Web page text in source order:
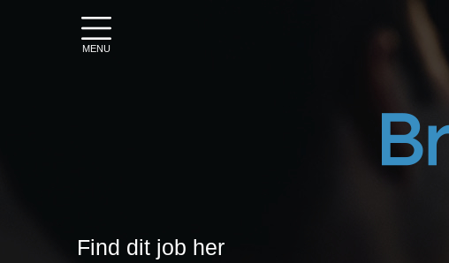
MENU
Find dit job her